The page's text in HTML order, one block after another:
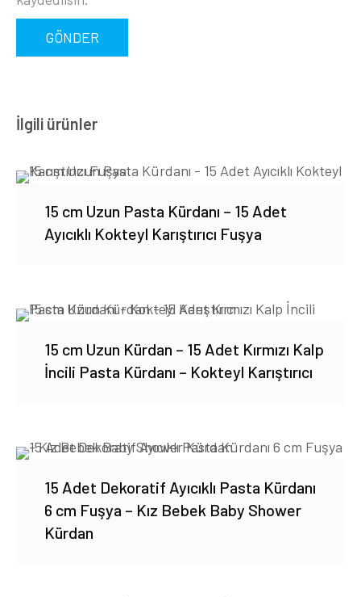
İlgili ürünler
15 cm Uzun Pasta Kürdanı – 15 Adet
Ayıcıklı Kokteyl Karıştırıcı Fuşya
15 cm Uzun Kürdan – 15 Adet Kırmızı Kalp
İncili Pasta Kürdanı – Kokteyl Karıştırıcı
15 Adet Dekoratif Ayıcıklı Pasta Kürdanı
6 cm Fuşya – Kız Bebek Baby Shower
Kürdan